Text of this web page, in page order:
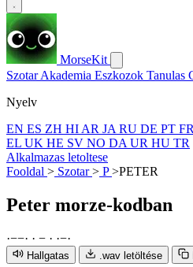
MorseKit
SzotarAkademia Eszkozok Tanulas
Nyelv
EN ES ZH HI AR JA RU DE PT FR
EL UK HE SV NO DA UR HU TR
Alkalmazas letoltese
Fooldal > Szotar> P>PETER
Peter morze-kodban
·−−· · − · ·−·
Hallgatas .wav letöltése